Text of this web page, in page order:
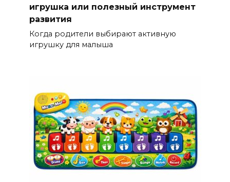
игрушка или полезный инструмент
развития
Когда родители выбирают активную
игрушку для малыша